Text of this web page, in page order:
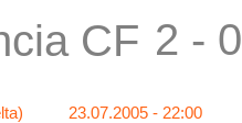
CF 2 - 0
23.07.2005 - 22:00